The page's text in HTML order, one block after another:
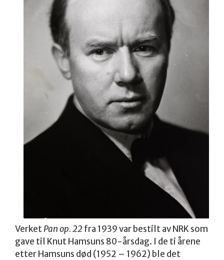
VerketPan op. 22 fra 1939 var bestilt av NRK som
gave til Knut Hamsuns 80-årsdag. I de ti årene
etter Hamsuns død (1952 – 1962) ble det